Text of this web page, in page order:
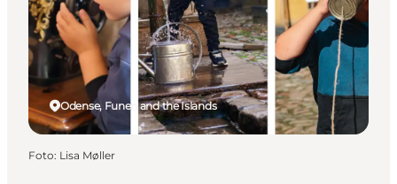
Dove dormire
Pianifica il viaggio
Odense, Funen and the Islands
Foto: Lisa Møller